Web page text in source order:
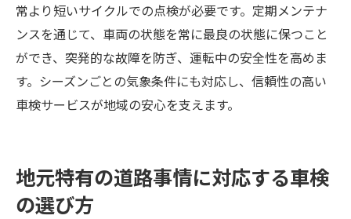
常より短いサイクルでの点検が必要です。定期メンテナ
ンスを通じて、車両の状態を常に最良の状態に保つこと
ができ、突発的な故障を防ぎ、運転中の安全性を高めま
す。シーズンごとの気象条件にも対応し、信頼性の高い
車検サービスが地域の安心を支えます。
地元特有の道路事情に対応する車検
の選び方